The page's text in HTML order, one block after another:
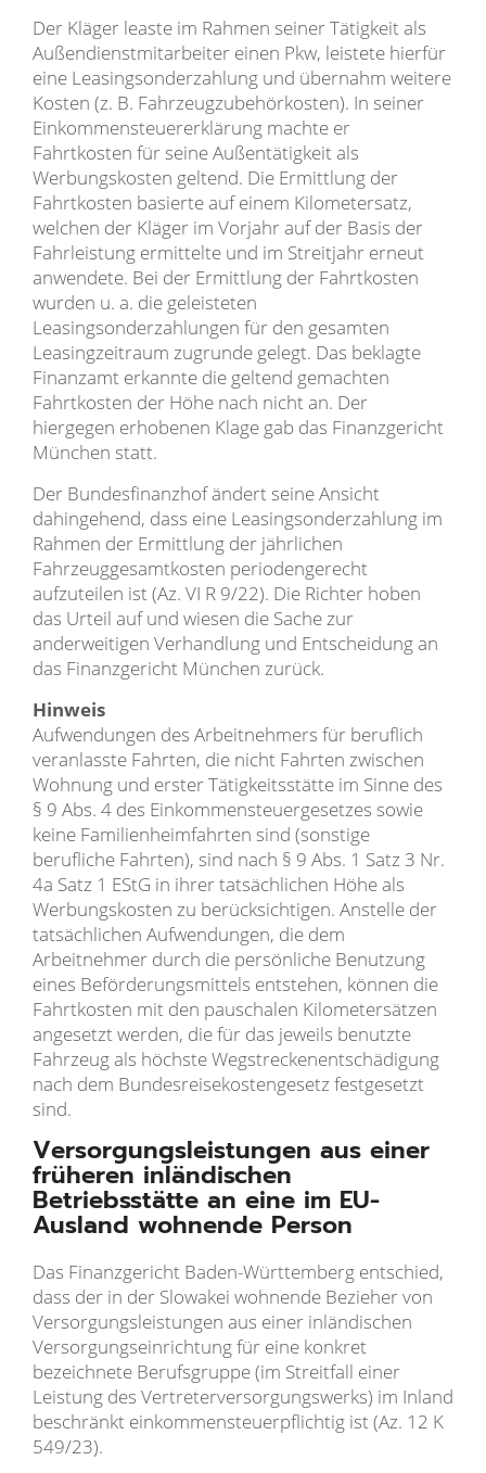
Der Kläger leaste im Rahmen seiner Tätigkeit als
Außendienstmitarbeiter einen Pkw, leistete hierfür
eine Leasingsonderzahlung und übernahm weitere
Kosten (z. B. Fahrzeugzubehörkosten). In seiner
Einkommensteuererklärung machte er
Fahrtkosten für seine Außentätigkeit als
Werbungskosten geltend. Die Ermittlung der
Fahrtkosten basierte auf einem Kilometersatz,
welchen der Kläger im Vorjahr auf der Basis der
Fahrleistung ermittelte und im Streitjahr erneut
anwendete. Bei der Ermittlung der Fahrtkosten
wurden u. a. die geleisteten
Leasingsonderzahlungen für den gesamten
Leasingzeitraum zugrunde gelegt. Das beklagte
Finanzamt erkannte die geltend gemachten
Fahrtkosten der Höhe nach nicht an. Der
hiergegen erhobenen Klage gab das Finanzgericht
München statt.
Der Bundesfinanzhof ändert seine Ansicht
dahingehend, dass eine Leasingsonderzahlung im
Rahmen der Ermittlung der jährlichen
Fahrzeuggesamtkosten periodengerecht
aufzuteilen ist (Az. VI R 9/22). Die Richter hoben
das Urteil auf und wiesen die Sache zur
anderweitigen Verhandlung und Entscheidung an
das Finanzgericht München zurück.
Hinweis
Aufwendungen des Arbeitnehmers für beruflich
veranlasste Fahrten, die nicht Fahrten zwischen
Wohnung und erster Tätigkeitsstätte im Sinne des
§ 9 Abs. 4 des Einkommensteuergesetzes sowie
keine Familienheimfahrten sind (sonstige
berufliche Fahrten), sind nach § 9 Abs. 1 Satz 3 Nr.
4a Satz 1 EStG in ihrer tatsächlichen Höhe als
Werbungskosten zu berücksichtigen. Anstelle der
tatsächlichen Aufwendungen, die dem
Arbeitnehmer durch die persönliche Benutzung
eines Beförderungsmittels entstehen, können die
Fahrtkosten mit den pauschalen Kilometersätzen
angesetzt werden, die für das jeweils benutzte
Fahrzeug als höchste Wegstreckenentschädigung
nach dem Bundesreisekostengesetz festgesetzt
sind.
Versorgungsleistungen aus einer
früheren inländischen
Betriebsstätte an eine im EU-
Ausland wohnende Person
Das Finanzgericht Baden-Württemberg entschied,
dass der in der Slowakei wohnende Bezieher von
Versorgungsleistungen aus einer inländischen
Versorgungseinrichtung für eine konkret
bezeichnete Berufsgruppe (im Streitfall einer
Leistung des Vertreterversorgungswerks) im Inland
beschränkt einkommensteuerpflichtig ist (Az. 12 K
549/23).